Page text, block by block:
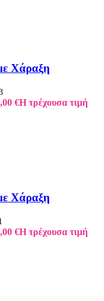
Χάραξη
€Η τρέχουσα τιμή
Χάραξη
€Η τρέχουσα τιμή